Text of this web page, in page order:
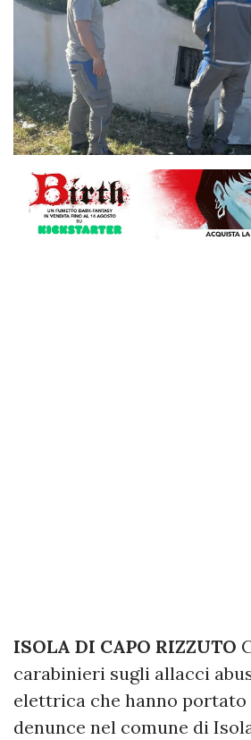
ISOLA DI CAPO RIZZUTO
carabinieri sugli allacci
elettrica che hanno
denunce nel comune di